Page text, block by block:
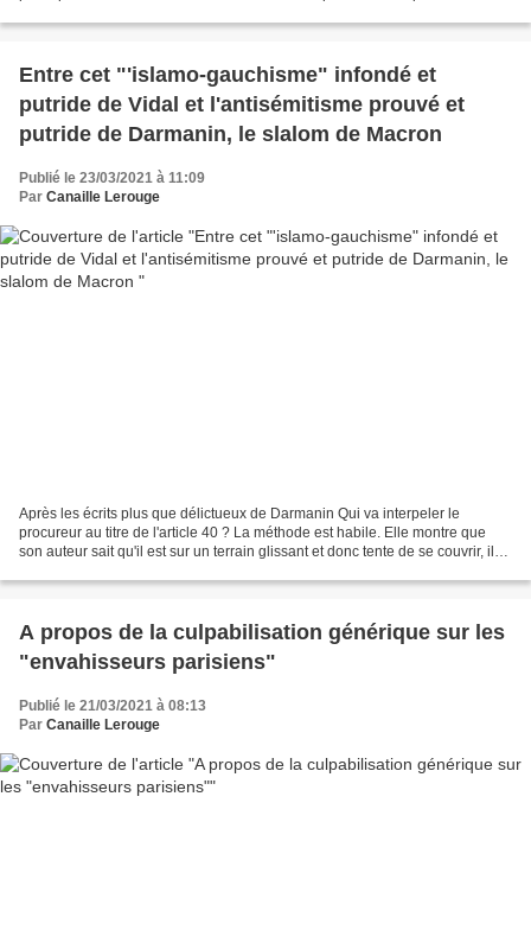
Entre cet "'islamo-gauchisme" infondé et
putride de Vidal et l'antisémitisme prouvé et
putride de Darmanin, le slalom de Macron
Publié le 23/03/2021 à 11:09
Par Canaille Lerouge
Après les écrits plus que délictueux de Darmanin Qui va interpeler le
procureur au titre de l'article 40 ? La méthode est habile. Elle montre que
son auteur sait qu'il est sur un terrain glissant et donc tente de se couvrir, il
A propos de la culpabilisation générique sur les
"envahisseurs parisiens"
Publié le 21/03/2021 à 08:13
Par Canaille Lerouge